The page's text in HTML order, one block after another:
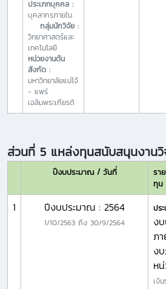
ประเภทบุคคล :
บุคลากรภายใน
กลุ่มนักวิจัย :
วิทยาศาสตร์และ
เทคโนโลยี
หน่วยงานต้น
สังกัด :
มหาวิทยาลัยแม่โจ้
- แพร่
เฉลิมพระเกียรติ
ส่วนที่ 5 แหล่งทุนสนับสนุนงาน
ปีงบประมาณ / วันที่
รา
ทุน
1 ปีงบประมาณ : 2564
1/10/2563 ถึง 30/9/2564
ปร
ง
ภ
ง
ห
เงิ